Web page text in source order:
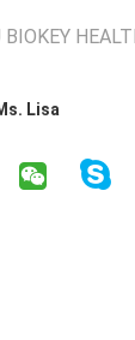
BIOKEY
Lisa